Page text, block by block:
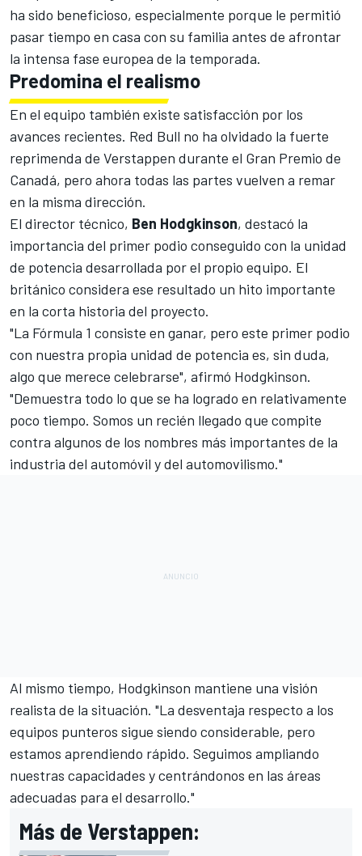
ha sido beneficioso, especialmente porque le permitió
pasar tiempo en casa con su familia antes de afrontar
la intensa fase europea de la temporada.
Predomina el realismo
En el equipo también existe satisfacción por los
avances recientes. Red Bull no ha olvidado la fuerte
reprimenda de Verstappen durante el Gran Premio de
Canadá, pero ahora todas las partes vuelven a remar
en la misma dirección.
El director técnico, Ben Hodgkinson, destacó la
importancia del primer podio conseguido con la unidad
de potencia desarrollada por el propio equipo. El
británico considera ese resultado un hito importante
en la corta historia del proyecto.
"La Fórmula 1 consiste en ganar, pero este primer podio
con nuestra propia unidad de potencia es, sin duda,
algo que merece celebrarse", afirmó Hodgkinson.
"Demuestra todo lo que se ha logrado en relativamente
poco tiempo. Somos un recién llegado que compite
contra algunos de los nombres más importantes de la
industria del automóvil y del automovilismo."
Al mismo tiempo, Hodgkinson mantiene una visión
realista de la situación. "La desventaja respecto a los
equipos punteros sigue siendo considerable, pero
estamos aprendiendo rápido. Seguimos ampliando
nuestras capacidades y centrándonos en las áreas
adecuadas para el desarrollo."
Más de Verstappen: